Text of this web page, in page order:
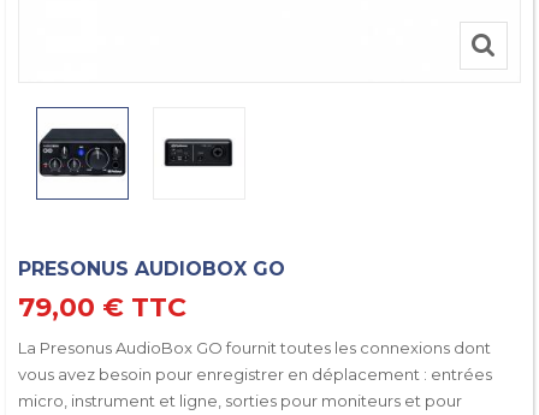
PRESONUS AUDIOBOX GO
79,00 € TTC
La Presonus AudioBox GO fournit toutes les connexions dont
vous avez besoin pour enregistrer en déplacement : entrées
micro, instrument et ligne, sorties pour moniteurs et pour